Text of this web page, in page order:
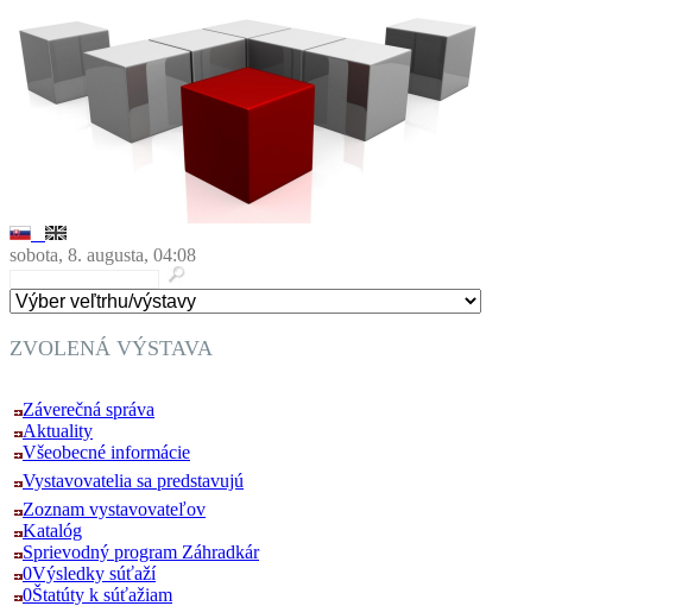
sobota, 8. augusta, 04:08
ZVOLENÁ VÝSTAVA
Záverečná správa
Aktuality
Všeobecné informácie
Vystavovatelia sa predstavujú
Zoznam vystavovateľov
Katalóg
Sprievodný program Záhradkár
0Výsledky súťaží
0Štatúty k súťažiam